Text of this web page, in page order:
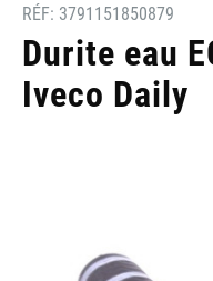
RÉF: 3791151850879
Durite eau
Iveco Daily